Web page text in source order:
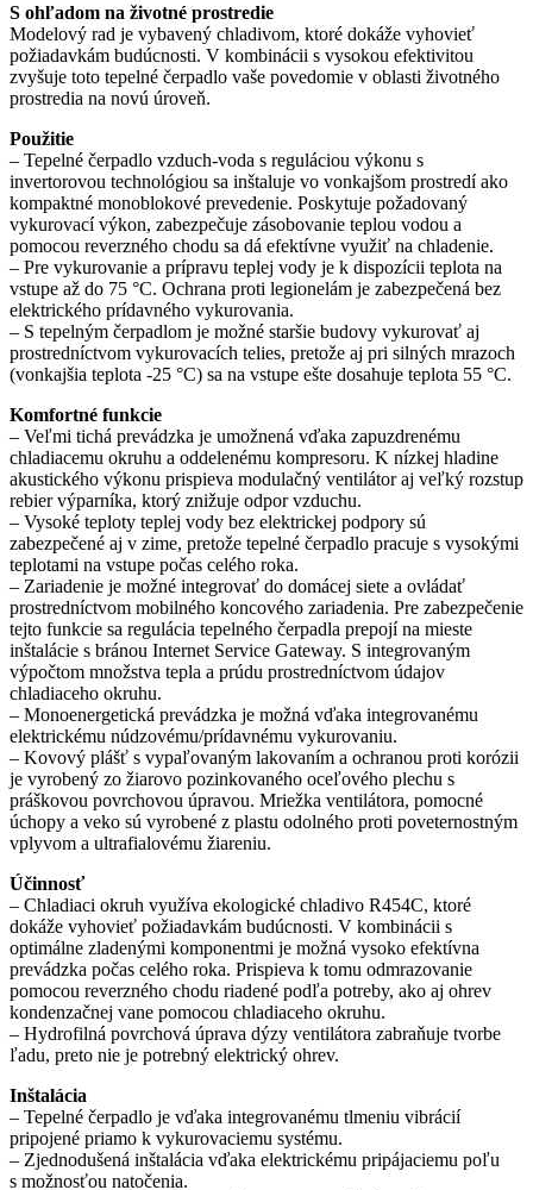
S ohľadom na životné prostredie
Modelový rad je vybavený chladivom, ktoré dokáže vyhovieť
požiadavkám budúcnosti. V kombinácii s vysokou efektivitou
zvyšuje toto tepelné čerpadlo vaše povedomie v oblasti životného
prostredia na novú úroveň.
Použitie
– Tepelné čerpadlo vzduch-voda s reguláciou výkonu s
invertorovou technológiou sa inštaluje vo vonkajšom prostredí ako
kompaktné monoblokové prevedenie. Poskytuje požadovaný
vykurovací výkon, zabezpečuje zásobovanie teplou vodou a
pomocou reverzného chodu sa dá efektívne využiť na chladenie.
– Pre vykurovanie a prípravu teplej vody je k dispozícii teplota na
vstupe až do 75 °C. Ochrana proti legionelám je zabezpečená bez
elektrického prídavného vykurovania.
– S tepelným čerpadlom je možné staršie budovy vykurovať aj
prostredníctvom vykurovacích telies, pretože aj pri silných mrazoch
(vonkajšia teplota -25 °C) sa na vstupe ešte dosahuje teplota 55 °C.
Komfortné funkcie
– Veľmi tichá prevádzka je umožnená vďaka zapuzdrenému
chladiacemu okruhu a oddelenému kompresoru. K nízkej hladine
akustického výkonu prispieva modulačný ventilátor aj veľký rozstup
rebier výparníka, ktorý znižuje odpor vzduchu.
– Vysoké teploty teplej vody bez elektrickej podpory sú
zabezpečené aj v zime, pretože tepelné čerpadlo pracuje s vysokými
teplotami na vstupe počas celého roka.
– Zariadenie je možné integrovať do domácej siete a ovládať
prostredníctvom mobilného koncového zariadenia. Pre zabezpečenie
tejto funkcie sa regulácia tepelného čerpadla prepojí na mieste
inštalácie s bránou Internet Service Gateway. S integrovaným
výpočtom množstva tepla a prúdu prostredníctvom údajov
chladiaceho okruhu.
– Monoenergetická prevádzka je možná vďaka integrovanému
elektrickému núdzovému/prídavnému vykurovaniu.
– Kovový plášť s vypaľovaným lakovaním a ochranou proti korózii
je vyrobený zo žiarovo pozinkovaného oceľového plechu s
práškovou povrchovou úpravou. Mriežka ventilátora, pomocné
úchopy a veko sú vyrobené z plastu odolného proti poveternostným
vplyvom a ultrafialovému žiareniu.
Účinnosť
– Chladiaci okruh využíva ekologické chladivo R454C, ktoré
dokáže vyhovieť požiadavkám budúcnosti. V kombinácii s
optimálne zladenými komponentmi je možná vysoko efektívna
prevádzka počas celého roka. Prispieva k tomu odmrazovanie
pomocou reverzného chodu riadené podľa potreby, ako aj ohrev
kondenzačnej vane pomocou chladiaceho okruhu.
– Hydrofilná povrchová úprava dýzy ventilátora zabraňuje tvorbe
ľadu, preto nie je potrebný elektrický ohrev.
Inštalácia
– Tepelné čerpadlo je vďaka integrovanému tlmeniu vibrácií
pripojené priamo k vykurovaciemu systému.
– Zjednodušená inštalácia vďaka elektrickému pripájaciemu poľu
s možnosťou natočenia.